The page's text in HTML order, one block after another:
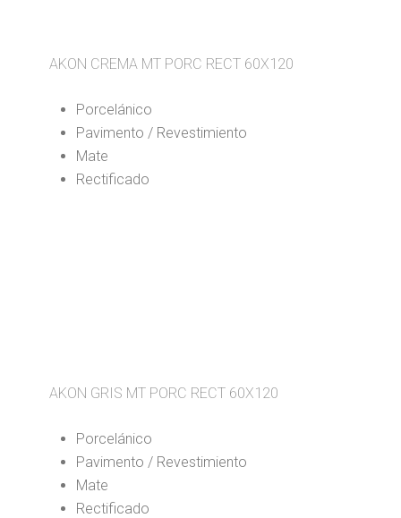
AKON CREMA MT PORC RECT 60X120
Porcelánico
Pavimento / Revestimiento
Mate
Rectificado
AKON GRIS MT PORC RECT 60X120
Porcelánico
Pavimento / Revestimiento
Mate
Rectificado